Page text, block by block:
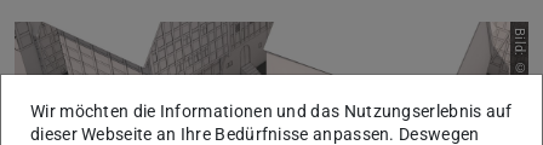
Wir möchten die Informationen und das Nutzungserlebnis auf
dieser Webseite an Ihre Bedürfnisse anpassen. Deswegen